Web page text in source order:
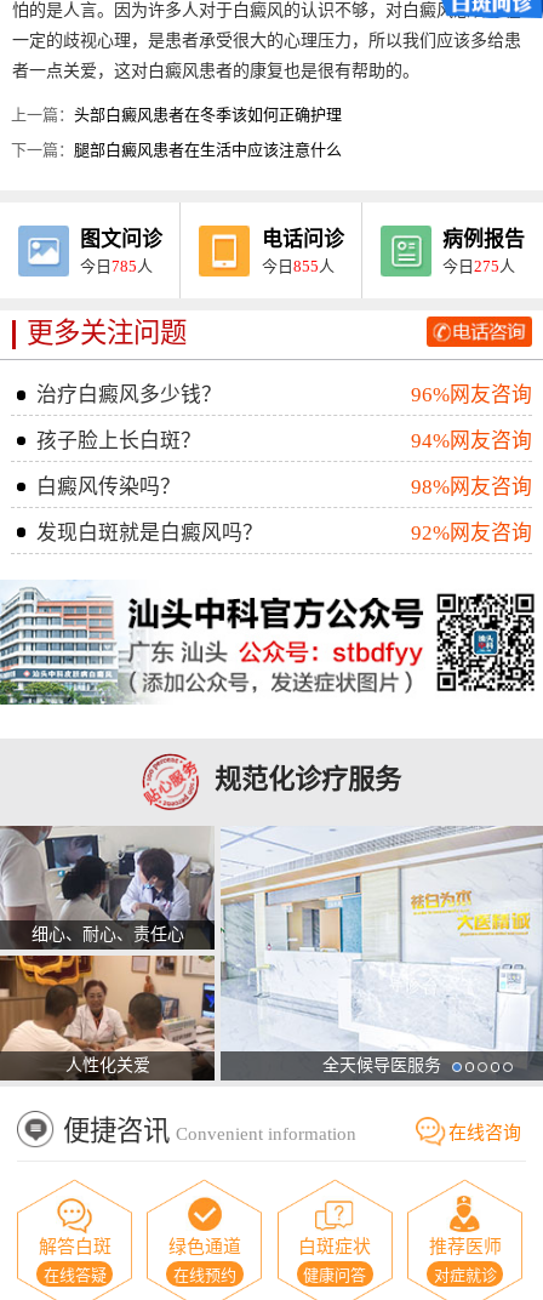
怕的是人言。因为许多人对于白癜风的认识不够，对白癜风患者存在
一定的歧视心理，是患者承受很大的心理压力，所以我们应该多给患
者一点关爱，这对白癜风患者的康复也是很有帮助的。
上一篇：头部白癜风患者在冬季该如何正确护理
下一篇：腿部白癜风患者在生活中应该注意什么
图文问诊
今日785 人
电话问诊
今日855 人
病例报告
今日275 人
更多关注问题
治疗白癜风多少钱？
96%网友咨询
孩子脸上长白斑？
94%网友咨询
白癜风传染吗？
98%网友咨询
发现白斑就是白癜风吗？
92%网友咨询
规范化诊疗服务
细心、耐心、责任心
人性化关爱 全天候导医服务
便捷咨讯 Convenient information 在线咨询
解答白斑
在线答疑
绿色通道
在线预约
白斑症状
健康问答
推荐医师
对症就诊